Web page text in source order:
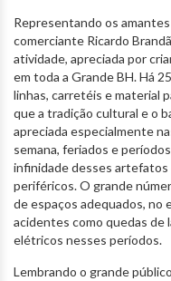
Representando os
comerciante Ricardo
atividade, apreciada por
em toda a Grande BH. Há
linhas, carretéis e material
que a tradição cultural e o
apreciada especialmente
semana, feriados e
infinidade desses artefatos
periféricos. O grande
de espaços adequados, no
acidentes como quedas de
elétricos nesses períodos.
Lembrando o grande